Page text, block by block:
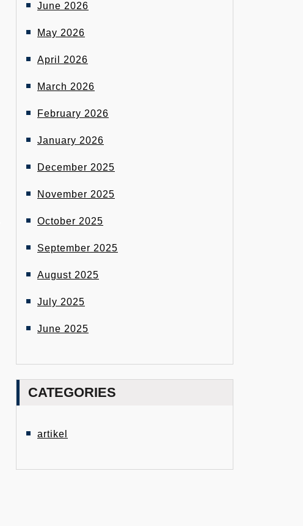
June 2026
May 2026
April 2026
March 2026
February 2026
January 2026
December 2025
November 2025
October 2025
September 2025
August 2025
July 2025
June 2025
CATEGORIES
artikel